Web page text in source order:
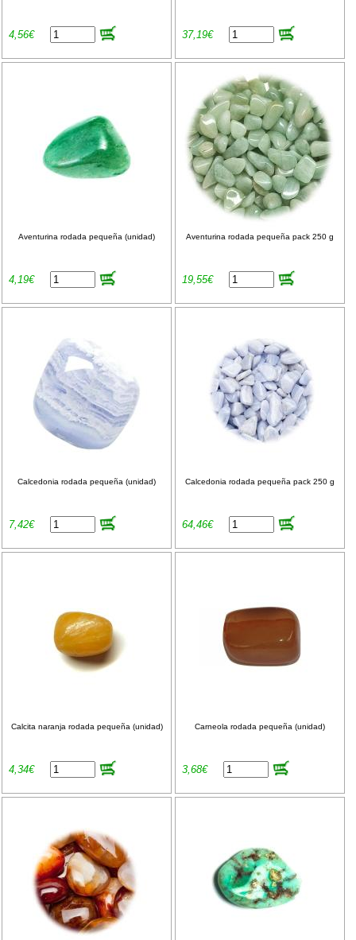
4,56€ 37,19€
Aventurina rodada pequeña (unidad)
4,19€
Aventurina rodada pequeña pack 250 g
19,55€
Calcedonia rodada pequeña (unidad)
7,42€
Calcedonia rodada pequeña pack 250 g
64,46€
Calcita naranja rodada pequeña (unidad)
4,34€
Carneola rodada pequeña (unidad)
3,68€